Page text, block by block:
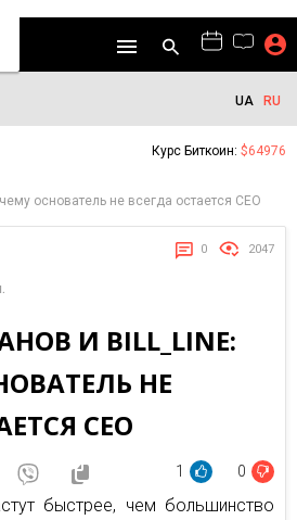
UA RU
Курс Биткоин: $64976
основатель не всегда остается СЕО
0 2047
И BILL_LINE:
НЕ
СЕО
1 0
быстрее, чем большинство